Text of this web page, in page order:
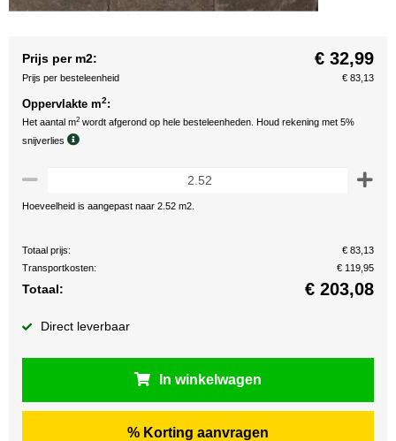
Prijs per m2: € 32,99
Prijs per besteleenheid € 83,13
Oppervlakte m2:
Het aantal m2 wordt afgerond op hele besteleenheden. Houd rekening met 5%
snijverlies
Hoeveelheid is aangepast naar 2.52 m2.
Totaal prijs:
€ 83,13
Transportkosten:
€ 119,95
Totaal: € 203,08
Direct leverbaar
In winkelwagen
% Korting aanvragen